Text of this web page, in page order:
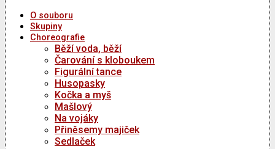
O souboru
Skupiny
Choreografie
Běží voda, běží
Čarování s kloboukem
Figurální tance
Husopasky
Kočka a myš
Mašlový
Na vojáky
Přiněsemy majiček
Sedlaček